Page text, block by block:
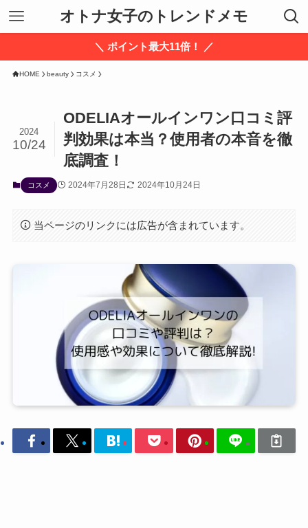
オトナ女子のトレンドメモ
＼ ポイント最大11倍！ ／
HOME beauty コスメ
ODELIAオールインワン口コミ評
判効果は本当？使用者の本音を徹
底調査！
2024
10/24
コスメ 2024年7月28日 2024年10月24日
当ページのリンクには広告が含まれています。